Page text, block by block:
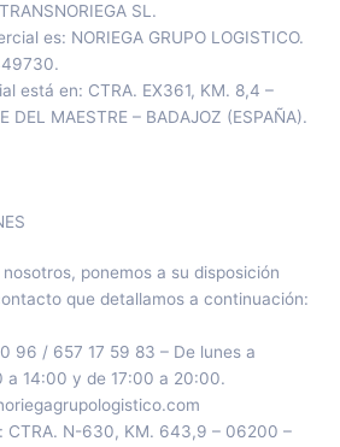
SL.
es: NORIEGA GRUPO LOGISTICO.
está en: CTRA. EX361, KM. 8,4 –
DEL MAESTRE – BADAJOZ (ESPAÑA).
ponemos a su disposición
que detallamos a continuación:
96 / 657 17 59 83 – De lunes a
a 14:00 y de 17:00 a 20:00.
CTRA. N-630, KM. 643,9 – 06200 –